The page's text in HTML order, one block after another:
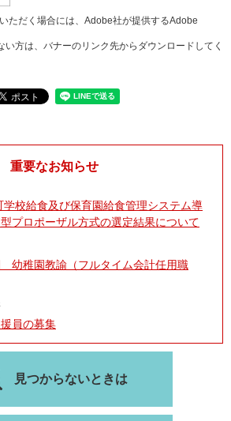
ただく場合には、Adobe社が提供するAdobe
方は、バナーのリンク先からダウンロードしてく
重要なお知らせ
学校給食及び保育園給食管理システム導
プロポーザル方式の選定結果について
幼稚園教諭（フルタイム会計任用職
員の募集
見つからないときは